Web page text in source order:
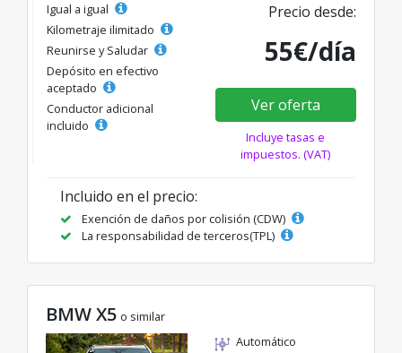
Igual a igual
Kilometraje ilimitado
Reunirse y Saludar
Depósito en efectivo
aceptado
Conductor adicional
incluido
Precio desde:
55€/día
Ver oferta
Incluye tasas e
impuestos. (VAT)
Incluido en el precio:
Exención de daños por colisión (CDW)
La responsabilidad de terceros(TPL)
BMW X5 o similar
Automático